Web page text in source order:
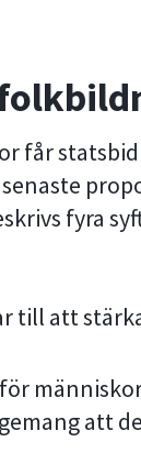
får
fyra
till att
att